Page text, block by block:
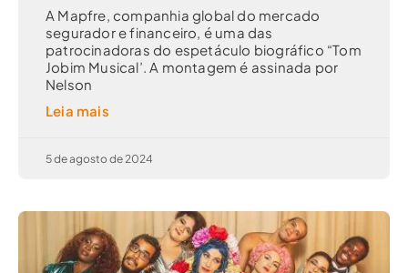
A Mapfre, companhia global do mercado
segurador e financeiro, é uma das
patrocinadoras do espetáculo biográfico “Tom
Jobim Musical’. A montagem é assinada por
Nelson
Leia mais
5 de agosto de 2024